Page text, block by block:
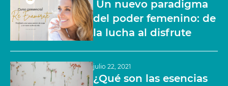
Un nuevo paradigma
del poder femenino: de
la lucha al disfrute
julio 22, 2021
¿Qué son las esencias